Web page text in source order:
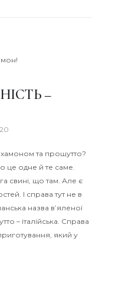
–
та прошутто?
це одне й те саме.
свині, що там. Але є
І справа тут не в
назва в’яленої
– італійська. Справа
який у